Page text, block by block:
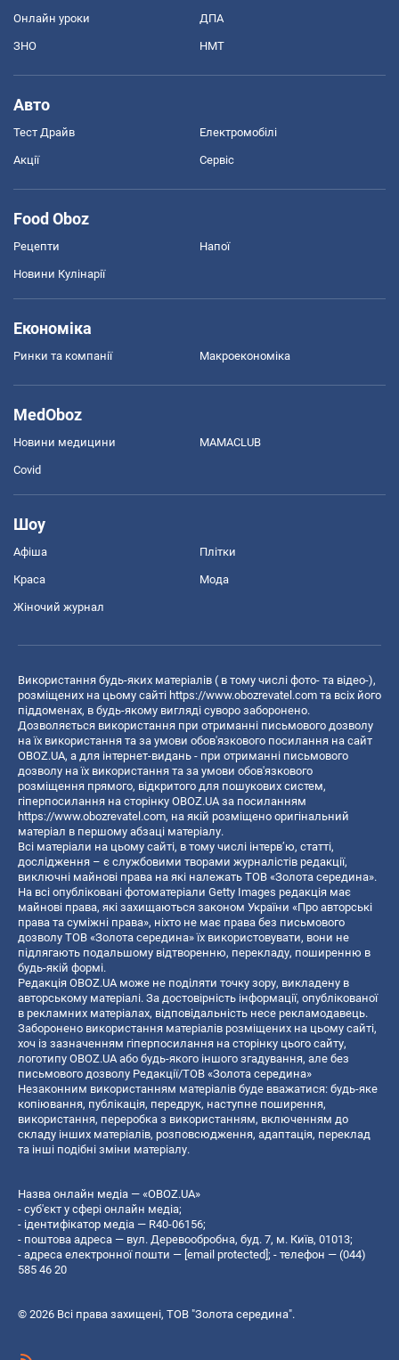
Онлайн уроки ДПА
ЗНО НМТ
Авто
Тест Драйв Електромобілі
Акції Сервіс
Food Oboz
Рецепти Напої
Новини Кулінарії
Економіка
Ринки та компанії Макроекономіка
MedOboz
Новини медицини MAMACLUB
Covid
Шоу
Афіша Плітки
Краса Мода
Жіночий журнал
Використання будь-яких матеріалів ( в тому числі фото- та відео-),
розміщених на цьому сайті https://www.obozrevatel.com та всіх його
піддоменах, в будь-якому вигляді суворо заборонено.
Дозволяється використання при отриманні письмового дозволу
на їх використання та за умови обов'язкового посилання на сайт
OBOZ.UA, а для інтернет-видань - при отриманні письмового
дозволу на їх використання та за умови обов'язкового
розміщення прямого, відкритого для пошукових систем,
гіперпосилання на сторінку OBOZ.UA за посиланням
https://www.obozrevatel.com, на якій розміщено оригінальний
матеріал в першому абзаці матеріалу.
Всі матеріали на цьому сайті, в тому числі інтерв’ю, статті,
дослідження – є службовими творами журналістів редакції,
виключні майнові права на які належать ТОВ «Золота середина».
На всі опубліковані фотоматеріали Getty Images редакція має
майнові права, які захищаються законом України «Про авторські
права та суміжні права», ніхто не має права без письмового
дозволу ТОВ «Золота середина» їх використовувати, вони не
підлягають подальшому відтворенню, перекладу, поширенню в
будь-якій формі.
Редакція OBOZ.UA може не поділяти точку зору, викладену в
авторському матеріалі. За достовірність інформації, опублікованої
в рекламних матеріалах, відповідальність несе рекламодавець.
Заборонено використання матеріалів розміщених на цьому сайті,
хоч із зазначенням гіперпосилання на сторінку цього сайту,
логотипу OBOZ.UA або будь-якого іншого згадування, але без
письмового дозволу Редакції/ТОВ «Золота середина»
Незаконним використанням матеріалів буде вважатися: будь-яке
копiювання, публiкацiя, передрук, наступне поширення,
використання, переробка з використанням, включенням до
складу інших матеріалів, розповсюдження, адаптація, переклад
та інші подібні зміни матеріалу.
Назва онлайн медіа — «OBOZ.UA»
- суб'єкт у сфері онлайн медіа;
- ідентифікатор медіа — R40-06156;
- поштова адреса — вул. Деревообробна, буд. 7, м. Київ, 01013;
- адреса електронної пошти — [email protected] ; - телефон — (044)
585 46 20
© 2026 Всі права захищені, ТОВ "Золота середина".